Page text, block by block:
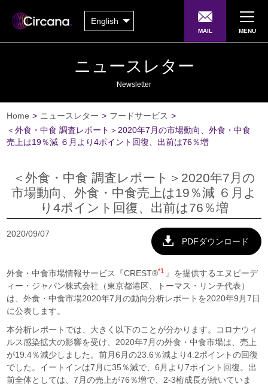
English
MAIL MENU
ニュースレター
Newsletter
Home > ニュースレター > フードサービス >
＜外食・中食 調査レポート＞2020年7月の市場動向、外食・中食
売上は19％減 ６月より4ポイント回復、出前は76％増
＜外食・中食 調査レポート＞2020年7月の
市場動向、外食・中食売上は19％減 ６月よ
り4ポイント回復、出前は76％増
2020/09/07
PDFダウンロード
外食・中食市場情報サービス『CREST®*1
』を提供するエヌピーデ
ィー・ジャパン株式会社（東京都港区、トーマス・リンチ代表）
は、外食・中食市場2020年7月の動向分析レポートを2020年9月7日
に公表します。
本分析レポートでは、大きく以下のことが分かります。コロナウィ
ルス感染拡大の影響を受け、2020年7月の外食・中食市場は、売上
が19.4％減少しました。前月6月の23.6％減より4.2ポイントの回復
でした。イートインは7月に35％減で、6月より7ポイント回復。出
前全体としては、7月の売上が76％増で、2-3桁成長が続いていま